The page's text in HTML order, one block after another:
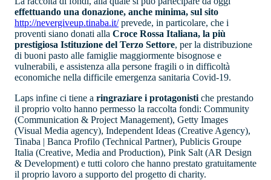
effettuando una donazione, anche minima, sul sito
http://nevergiveup.tinaba.it/prevede, in particolare, che i
proventi siano donati alla Croce Rossa Italiana, la più
prestigiosa Istituzione del Terzo Settore, per la distribuzione
di buoni pasto alle famiglie maggiormente bisognose e
vulnerabili, e assistenza alla persone fragili o in difficoltà
economiche nella difficile emergenza sanitaria Covid-19.
Laps infine ci tiene a ringraziare i protagonisti che prestando
il proprio volto hanno permesso la raccolta fondi: Community
(Communication & Project Management), Getty Images
(Visual Media agency), Independent Ideas (Creative Agency),
Tinaba | Banca Profilo (Technical Partner), Publicis Groupe
Italia (Creative, Media and Production), Pink Salt (AR Design
& Development) e tutti coloro che hanno prestato gratuitamente
il proprio lavoro a supporto del progetto di charity.